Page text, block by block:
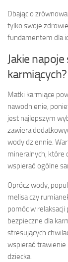
Dbając o
tylko swoje
fundamentem dla
Jakie
karmiących?
Matki karmiące
nawodnienie,
jest najlepszym
zawiera
wody dziennie.
mineralnych, które
wspierać ogólne
Oprócz wody,
melisa czy
pomóc w relaksacji
bezpieczne dla
stresujących
wspierać trawienie
dziecka.